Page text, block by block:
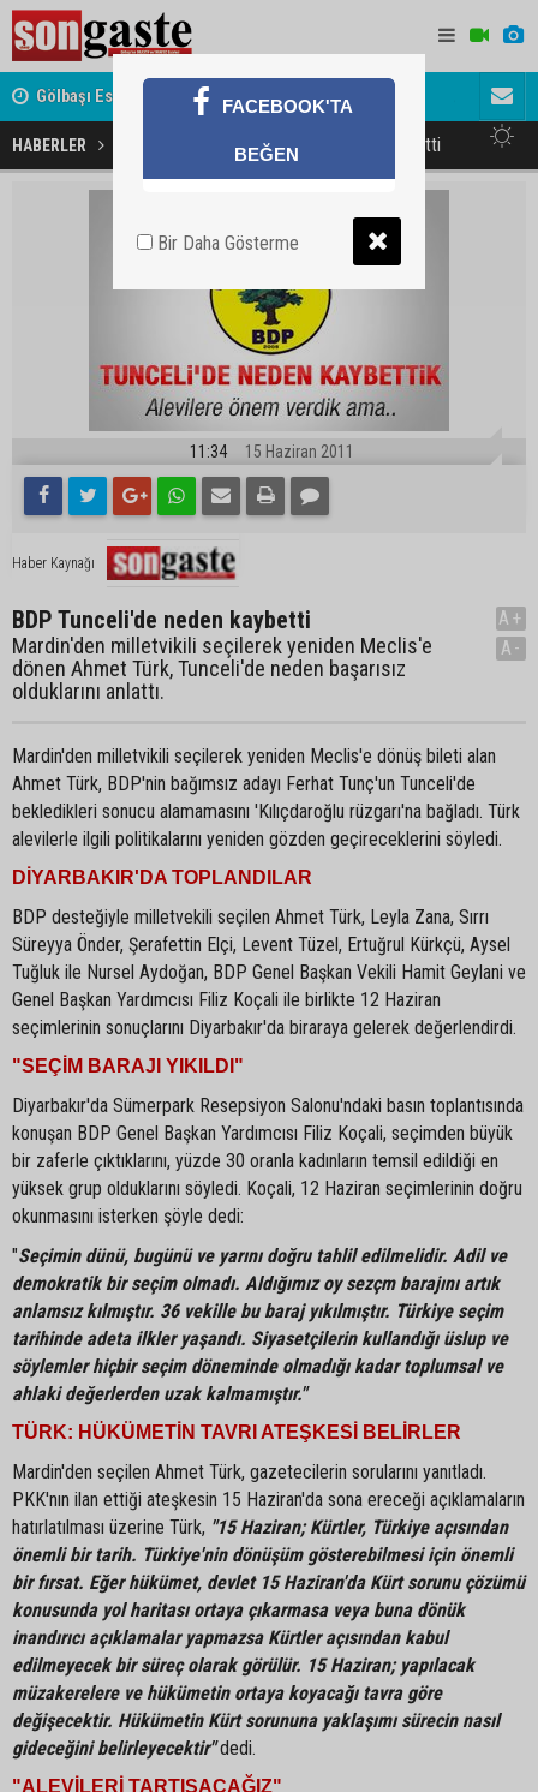
Gölbaşı Esnafının Sesi Ankara Kalkınma Ajansı'nda Avukat
akını
HABERLER BDP Tunceli'de neden kaybetti
11:34 15 Haziran 2011
Haber Kaynağı
BDP Tunceli'de neden kaybetti
Mardin'den milletvikili seçilerek yeniden Meclis'e
dönen Ahmet Türk, Tunceli'de neden başarısız
olduklarını anlattı.
A+
A-
Mardin'den milletvikili seçilerek yeniden Meclis'e dönüş bileti alan
Ahmet Türk, BDP'nin bağımsız adayı Ferhat Tunç'un Tunceli'de
bekledikleri sonucu alamamasını 'Kılıçdaroğlu rüzgarı'na bağladı. Türk
alevilerle ilgili politikalarını yeniden gözden geçireceklerini söyledi.
DİYARBAKIR'DA TOPLANDILAR
BDP desteğiyle milletvekili seçilen Ahmet Türk, Leyla Zana, Sırrı
Süreyya Önder, Şerafettin Elçi, Levent Tüzel, Ertuğrul Kürkçü, Aysel
Tuğluk ile Nursel Aydoğan, BDP Genel Başkan Vekili Hamit Geylani ve
Genel Başkan Yardımcısı Filiz Koçali ile birlikte 12 Haziran
seçimlerinin sonuçlarını Diyarbakır'da biraraya gelerek değerlendirdi.
"SEÇİM BARAJI YIKILDI"
Diyarbakır'da Sümerpark Resepsiyon Salonu'ndaki basın toplantısında
konuşan BDP Genel Başkan Yardımcısı Filiz Koçali, seçimden büyük
bir zaferle çıktıklarını, yüzde 30 oranla kadınların temsil edildiği en
yüksek grup olduklarını söyledi. Koçali, 12 Haziran seçimlerinin doğru
okunmasını isterken şöyle dedi:
"Seçimin dünü, bugünü ve yarını doğru tahlil edilmelidir. Adil ve
demokratik bir seçim olmadı. Aldığımız oy sezçm barajını artık
anlamsız kılmıştır. 36 vekille bu baraj yıkılmıştır. Türkiye seçim
tarihinde adeta ilkler yaşandı. Siyasetçilerin kullandığı üslup ve
söylemler hiçbir seçim döneminde olmadığı kadar toplumsal ve
ahlaki değerlerden uzak kalmamıştır."
TÜRK: HÜKÜMETİN TAVRI ATEŞKESİ BELİRLER
Mardin'den seçilen Ahmet Türk, gazetecilerin sorularını yanıtladı.
PKK'nın ilan ettiği ateşkesin 15 Haziran'da sona ereceği açıklamaların
hatırlatılması üzerine Türk, "15 Haziran; Kürtler, Türkiye açısından
önemli bir tarih. Türkiye'nin dönüşüm gösterebilmesi için önemli
bir fırsat. Eğer hükümet, devlet 15 Haziran'da Kürt sorunu çözümü
konusunda yol haritası ortaya çıkarmasa veya buna dönük
inandırıcı açıklamalar yapmazsa Kürtler açısından kabul
edilmeyecek bir süreç olarak görülür. 15 Haziran; yapılacak
müzakerelere ve hükümetin ortaya koyacağı tavra göre
değişecektir. Hükümetin Kürt sorununa yaklaşımı sürecin nasıl
gideceğini belirleyecektir"dedi.
"ALEVİLERİ TARTIŞACAĞIZ"
FACEBOOK'TA
BEĞEN
Bir Daha Gösterme